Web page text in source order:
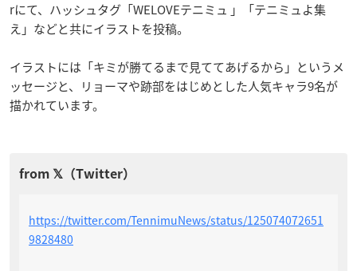
rにて、ハッシュタグ「WELOVEテニミュ 」「テニミュよ集
え」などと共にイラストを投稿。
イラストには「キミが勝てるまで見ててあげるから」というメ
ッセージと、リョーマや跡部をはじめとした人気キャラ9名が
描かれています。
https://twitter.com/TennimuNews/status/125074072651
9828480